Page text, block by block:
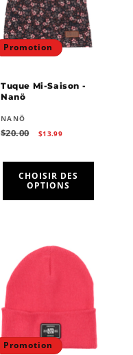
Promotion
Tuque Mi-Saison -
Nanö
Fournisseur :
NANÖ
Prix
$20.00
Prix
$13.99
CHOISIR DES
OPTIONS
Promotion